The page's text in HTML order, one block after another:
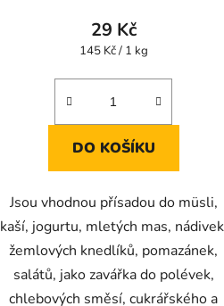
29 Kč
Měrná
145 Kč / 1 kg
DO KOŠÍKU
Jsou vhodnou přísadou do müsli,
kaší, jogurtu, mletých mas,
žemlových knedlíků, pomazánek,
salátů, jako zavářka do polévek,
chlebových směsí, cukrářského a